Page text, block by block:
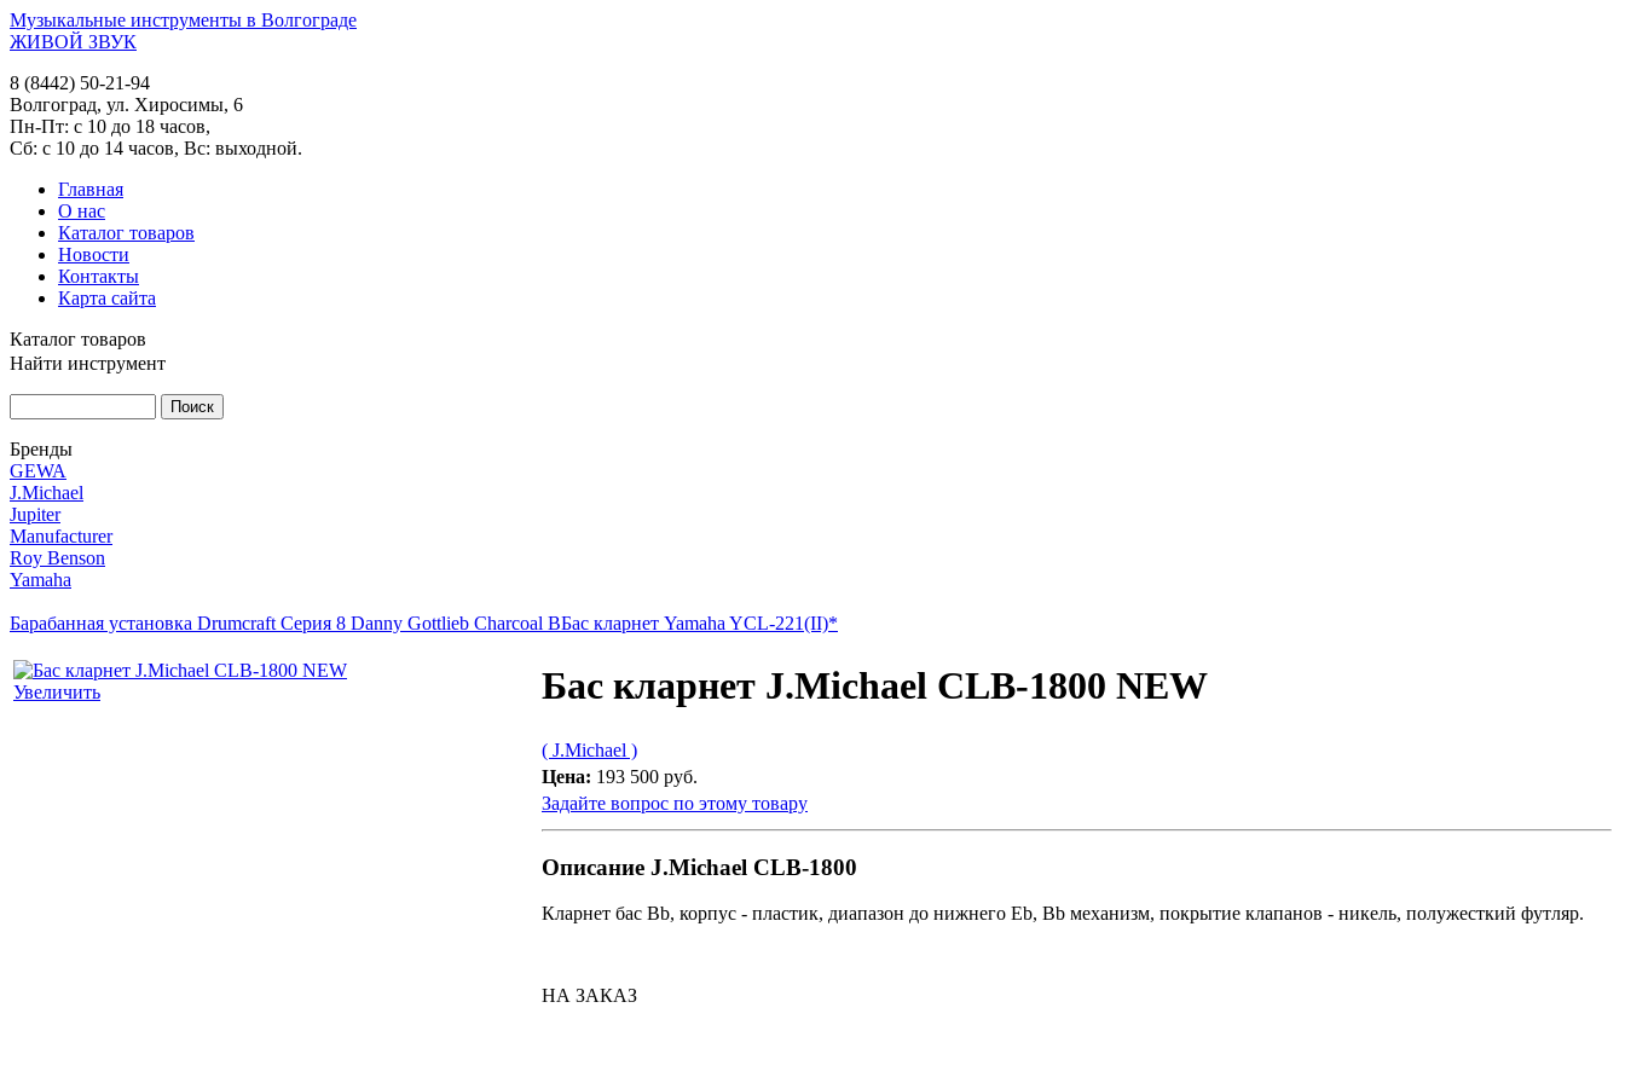
Музыкальные инструменты в Волгограде
ЖИВОЙ ЗВУК
8 (8442) 50-21-94
Волгоград, ул. Хиросимы, 6
Пн-Пт: с 10 до 18 часов,
Сб: с 10 до 14 часов, Вс: выходной.
Главная
О нас
Каталог товаров
Новости
Контакты
Карта сайта
Каталог товаров
Найти инструмент
Бренды
GEWA
J.Michael
Jupiter
Manufacturer
Roy Benson
Yamaha
Барабанная установка Drumcraft Серия 8 Danny Gottlieb Charcoal BБас кларнет Yamaha YCL-221(II)*
Увеличить Бас кларнет J.Michael CLB-1800 NEW
( J.Michael )
Цена: 193 500 руб.
Задайте вопрос по этому товару
Описание J.Michael CLB-1800
Кларнет бас Bb, корпус - пластик, диапазон до нижнего Eb, Bb механизм, покрытие клапанов - никель, полужесткий футляр.
НА ЗАКАЗ